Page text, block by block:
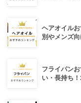
ヘアオイル
別やメンズ向
フライパン
い・長持ち